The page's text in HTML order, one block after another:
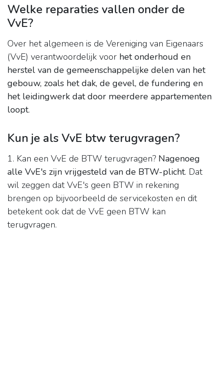
Welke reparaties vallen onder de
VvE?
Over het algemeen is de Vereniging van Eigenaars
(VvE) verantwoordelijk voor het onderhoud en
herstel van de gemeenschappelijke delen van het
gebouw, zoals het dak, de gevel, de fundering en
het leidingwerk dat door meerdere appartementen
loopt.
Kun je als VvE btw terugvragen?
1. Kan een VvE de BTW terugvragen? Nagenoeg
alle VvE's zijn vrijgesteld van de BTW-plicht. Dat
wil zeggen dat VvE's geen BTW in rekening
brengen op bijvoorbeeld de servicekosten en dit
betekent ook dat de VvE geen BTW kan
terugvragen.